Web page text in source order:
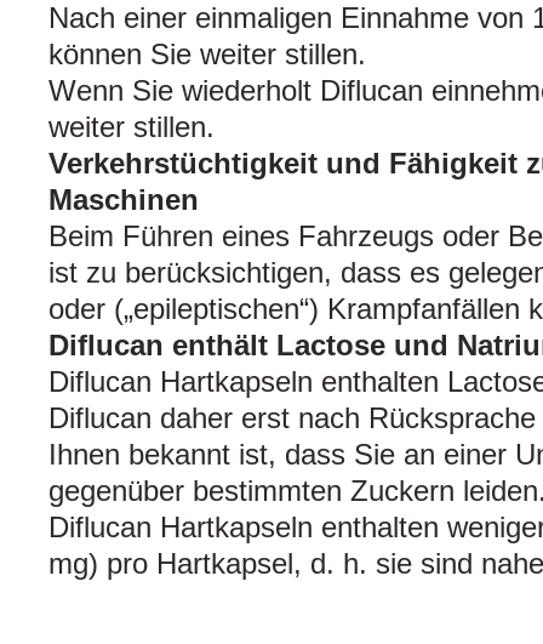
Nach einer einmaligen Einnahme von
können Sie weiter stillen.
Wenn Sie wiederholt Diflucan
weiter stillen.
Verkehrstüchtigkeit und Fähigkeit
Maschinen
Beim Führen eines Fahrzeugs oder
ist zu berücksichtigen, dass es
oder („epileptischen“) Krampfanfällen
Diflucan enthält Lactose und
Diflucan Hartkapseln enthalten
Diflucan daher erst nach
Ihnen bekannt ist, dass Sie an einer
gegenüber bestimmten Zuckern
Diflucan Hartkapseln enthalten
mg) pro Hartkapsel, d. h. sie sind